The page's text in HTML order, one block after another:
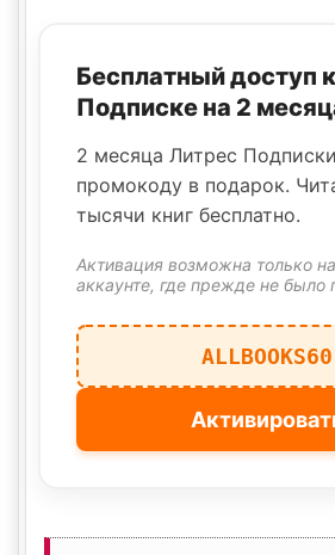
Бесплатный доступ
Подписке на 2
2 месяца Литрес
промокоду в подарок.
тысячи книг бесплатно.
Активация возможна только
аккаунте, где прежде не было
ALLBOOKS60